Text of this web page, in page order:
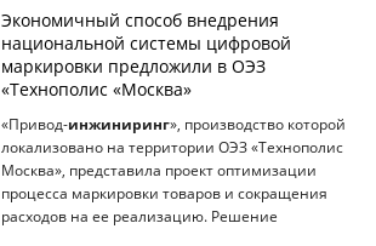
Экономичный способ внедрения
национальной системы цифровой
маркировки предложили в ОЭЗ
«Технополис «Москва»
«Привод-инжиниринг», производство которой
локализовано на территории ОЭЗ «Технополис
Москва», представила проект оптимизации
процесса маркировки товаров и сокращения
расходов на ее реализацию. Решение